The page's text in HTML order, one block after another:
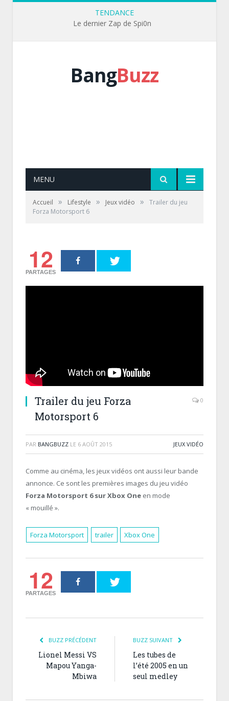
TENDANCE
Le dernier Zap de Spi0n
BangBuzz
MENU
Accueil » Lifestyle » Jeux vidéo »
Trailer du jeu
Forza Motorsport 6
12
PARTAGES
Trailer du jeu Forza
Motorsport 6
0
PAR BANGBUZZ LE 6 AOÛT 2015 JEUX VIDÉO
Comme au cinéma, les jeux vidéos ont aussi leur bande
annonce. Ce sont les premières images du jeu vidéo
Forza Motorsport 6 sur Xbox One en mode
« mouillé ».
Forza Motorsport trailer Xbox One
12
PARTAGES
BUZZ PRÉCÉDENT
Lionel Messi VS
Mapou Yanga-
Mbiwa
BUZZ SUIVANT
Les tubes de
l’été 2005 en un
seul medley